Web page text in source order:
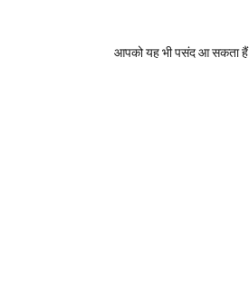
आपको यह भी पसंद आ सकता हैं